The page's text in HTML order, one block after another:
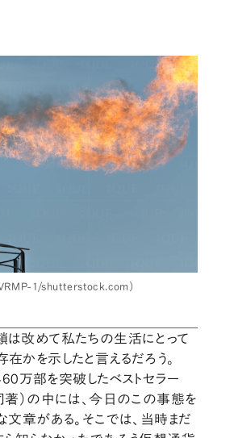
VRMP-1/shutterstock.com）
改めて私たちの生活にとって
かを示したと言えるだろう。
万部を突破したベストセラー
著）の中には、今日のこの事態を
文章がある。そこでは、当時まだ